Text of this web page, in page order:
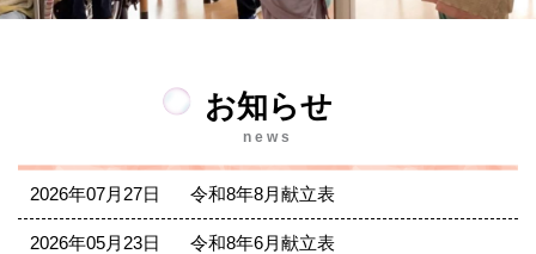
お知らせ
news
2026年07月27日 令和8年8月献立表
2026年05月23日 令和8年6月献立表